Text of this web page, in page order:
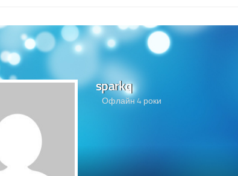
sparkq
Офлайн 4 роки